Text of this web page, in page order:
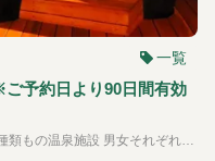
一覧
予約日より90日間有効
阿蘇の自然を体感できる趣向を凝らした15種類もの温泉施設 男女それぞれ1千坪ものビッグスケールを誇る温泉施設。開放的な露天風呂エリアでは、全長150mもの木製の遊歩道で大自然を全身で感じていただける他、15種もの多彩な温浴スタイルをお楽しみいただくことで旅の疲れを癒します。阿蘇火山温泉は、立ち寄り湯・日帰り温泉入浴も行っております。どうぞご利用ください。